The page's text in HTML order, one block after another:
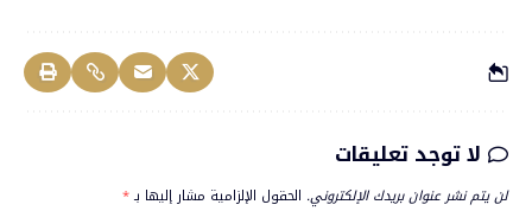
لا توجد تعليقات
لن يتم نشر عنوان بريدك الإلكتروني. الحقول الإلزامية مشار إليها بـ*